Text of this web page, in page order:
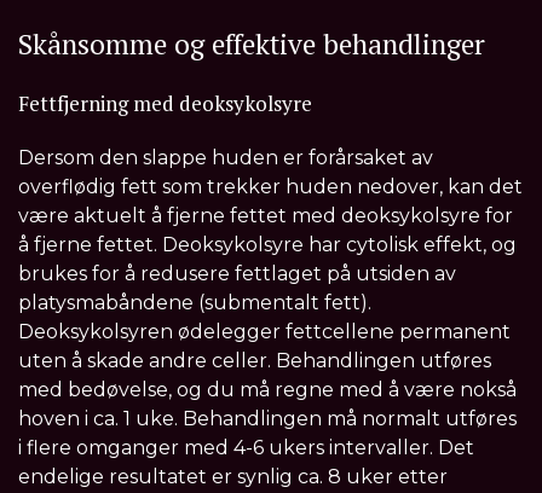
Skånsomme og effektive behandlinger
Fettfjerning med deoksykolsyre
Dersom den slappe huden er forårsaket av
overflødig fett som trekker huden nedover, kan det
være aktuelt å fjerne fettet med deoksykolsyre for
å fjerne fettet. Deoksykolsyre har cytolisk effekt, og
brukes for å redusere fettlaget på utsiden av
platysmabåndene (submentalt fett).
Deoksykolsyren ødelegger fettcellene permanent
uten å skade andre celler. Behandlingen utføres
med bedøvelse, og du må regne med å være nokså
hoven i ca. 1 uke. Behandlingen må normalt utføres
i flere omganger med 4-6 ukers intervaller. Det
endelige resultatet er synlig ca. 8 uker etter